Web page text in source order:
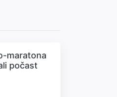
maratona
počast